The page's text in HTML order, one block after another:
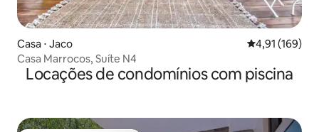
Casa ⋅ Jaco 4,91 de uma
4,91 (169)
Casa Marrocos, Suíte N4
Locações de condomínios com piscina